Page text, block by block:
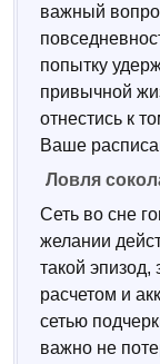
важный
попытку
привычной
отнестись к
Ваше
Ловля
Сеть во сне
желании
такой эпизод,
расчетом и
сетью
важно не